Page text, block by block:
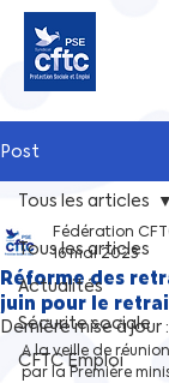
Post
Tous les articles
Actualités
Sécurite sociale
CFTC Emploi
Tous les articles
Réforme des
juin pour le
Fédération
16 mai 2023
Dernière mise à jour :
A la veille de
par la Première